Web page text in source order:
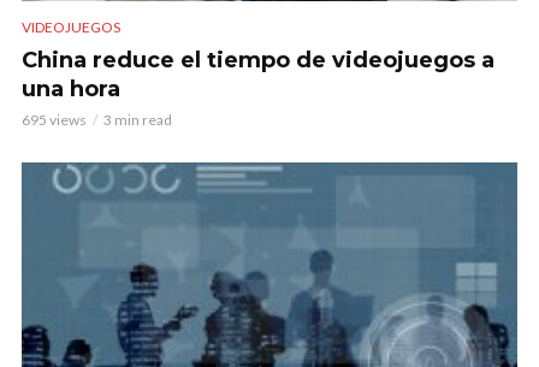
VIDEOJUEGOS
China reduce el tiempo de videojuegos a
una hora
695 views 3 min read